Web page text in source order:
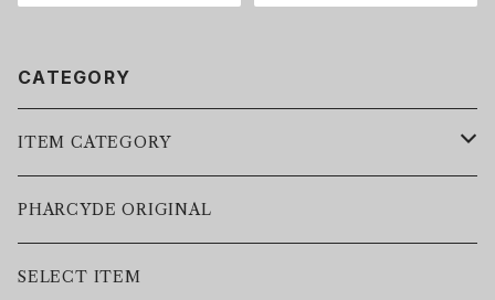
CATEGORY
ITEM CATEGORY
LEATHER JACKET
JACKET
PHARCYDE ORIGINAL
SELECT ITEM